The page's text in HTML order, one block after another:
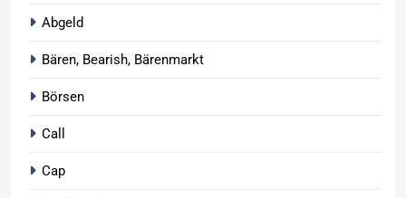
Abgeld
Bären, Bearish, Bärenmarkt
Börsen
Call
Cap